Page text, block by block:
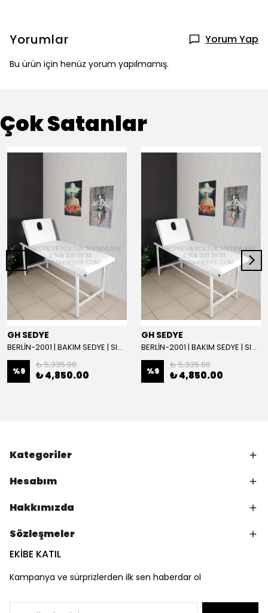
Yorumlar Yorum Yap
Bu ürün için henüz yorum yapılmamış.
Çok Satanlar
GH SEDYE
BERLİN-2001 | BAKIM SEDYE | SIRT AYARLI | BEYAZ
%9
₺ 5,335.00
₺ 4,850.00
GH SEDYE
BERLİN-2001 | BAKIM SEDYE | SIRT AYARLI
%9
₺ 5,335.00
₺ 4,850.00
Kategoriler
Hesabım
Hakkımızda
Sözleşmeler
EKİBE KATIL
Kampanya ve sürprizlerden ilk sen haberdar ol